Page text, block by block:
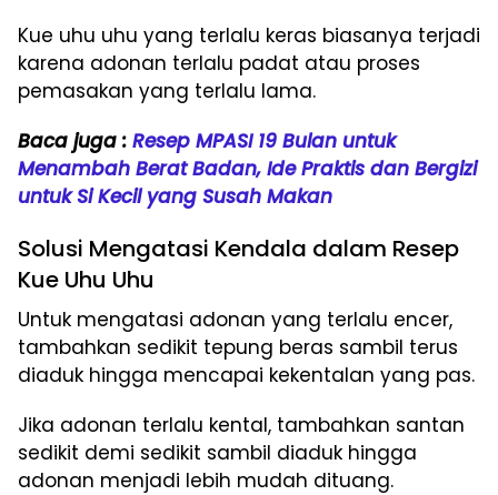
Kue uhu uhu yang terlalu keras biasanya terjadi
karena adonan terlalu padat atau proses
pemasakan yang terlalu lama.
Baca juga : Resep MPASI 19 Bulan untuk
Menambah Berat Badan, Ide Praktis dan Bergizi
untuk Si Kecil yang Susah Makan
Solusi Mengatasi Kendala dalam Resep
Kue Uhu Uhu
Untuk mengatasi adonan yang terlalu encer,
tambahkan sedikit tepung beras sambil terus
diaduk hingga mencapai kekentalan yang pas.
Jika adonan terlalu kental, tambahkan santan
sedikit demi sedikit sambil diaduk hingga
adonan menjadi lebih mudah dituang.